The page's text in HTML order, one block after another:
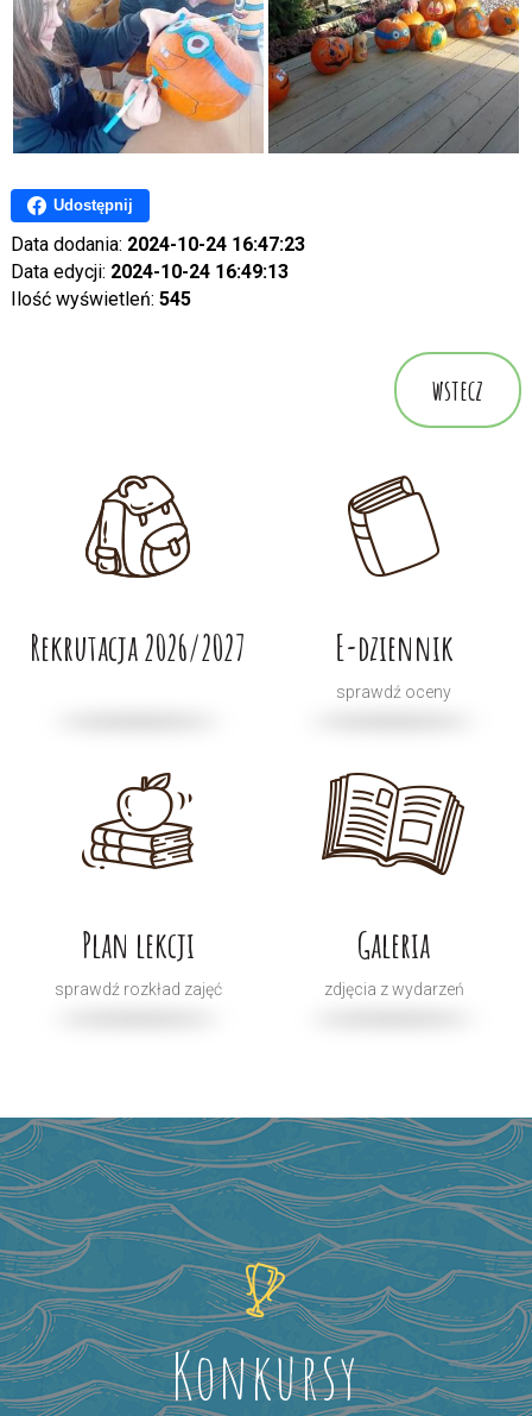
Udostępnij
Data dodania: 2024-10-24 16:47:23
Data edycji: 2024-10-24 16:49:13
Ilość wyświetleń: 545
wstecz
Rekrutacja 2026/2027 E-dziennik
sprawdź oceny
Plan lekcji
sprawdź rozkład zajęć
Galeria
zdjęcia z wydarzeń
Konkursy